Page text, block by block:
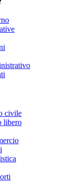
civile
libero